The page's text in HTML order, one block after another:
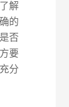
解
的
否
要
分